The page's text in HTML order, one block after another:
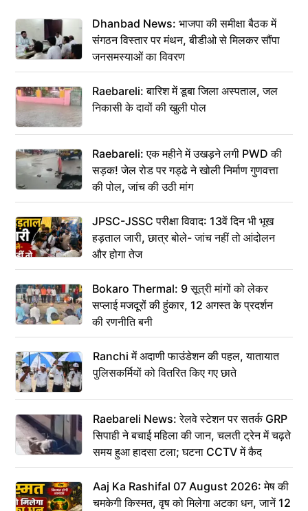
Dhanbad News: भाजपा की समीक्षा बैठक में
संगठन विस्तार पर मंथन, बीडीओ से मिलकर सौंपा
जनसमस्याओं का विवरण
Raebareli: बारिश में डूबा जिला अस्पताल, जल
निकासी के दावों की खुली पोल
Raebareli: एक महीने में उखड़ने लगी PWD की
सड़क! जेल रोड पर गड्ढे ने खोली निर्माण गुणवत्ता
की पोल, जांच की उठी मांग
JPSC-JSSC परीक्षा विवाद: 13वें दिन भी भूख
हड़ताल जारी, छात्र बोले- जांच नहीं तो आंदोलन
और होगा तेज
Bokaro Thermal: 9 सूत्री मांगों को लेकर
सप्लाई मजदूरों की हुंकार, 12 अगस्त के प्रदर्शन
की रणनीति बनी
Ranchi में अदाणी फाउंडेशन की पहल, यातायात
पुलिसकर्मियों को वितरित किए गए छाते
Raebareli News: रेलवे स्टेशन पर सतर्क GRP
सिपाही ने बचाई महिला की जान, चलती ट्रेन में चढ़ते
समय हुआ हादसा टला; घटना CCTV में कैद
Aaj Ka Rashifal 07 August 2026: मेष की
चमकेगी किस्मत, वृष को मिलेगा अटका धन, जानें 12